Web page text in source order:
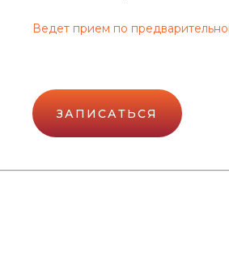
Ведет прием по
ЗАПИСАТЬСЯ